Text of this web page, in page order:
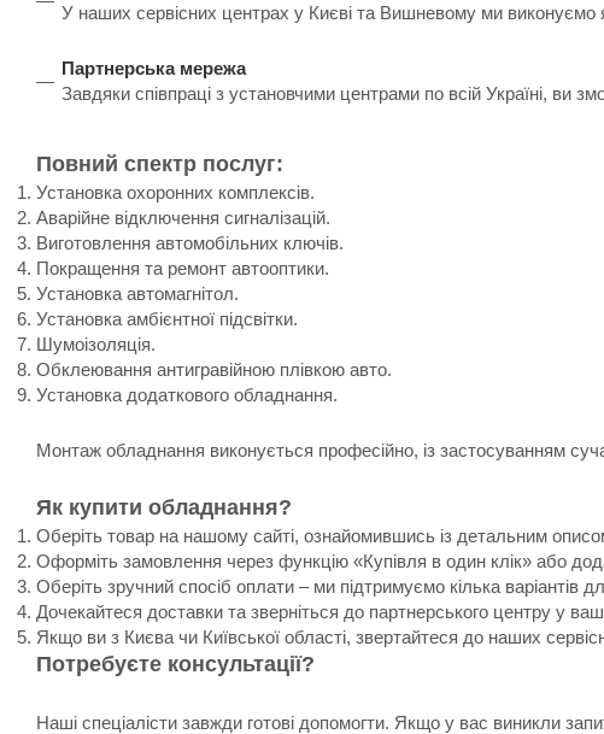
У наших сервісних центрах у Києві та Вишневому ми виконуємо
Партнерська мережа
Завдяки співпраці з установчими центрами по всій Україні, ви
Повний спектр послуг:
Установка охоронних комплексів.
Аварійне відключення сигналізацій.
Виготовлення автомобільних ключів.
Покращення та ремонт автооптики.
Установка автомагнітол.
Установка амбієнтної підсвітки.
Шумоізоляція.
Обклеювання антигравійною плівкою авто.
Установка додаткового обладнання.
Монтаж обладнання виконується професійно, із застосуванням
Як купити обладнання?
Оберіть товар на нашому сайті, ознайомившись із детальним
Оформіть замовлення через функцію «Купівля в один клік» або
Оберіть зручний спосіб оплати – ми підтримуємо кілька варіантів
Дочекайтеся доставки та зверніться до партнерського центру у
Якщо ви з Києва чи Київської області, звертайтеся до наших
Потребуєте консультації?
Наші спеціалісти завжди готові допомогти. Якщо у вас виникли